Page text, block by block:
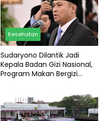
Kesehatan
Sudaryono Dilantik Jadi
Kepala Badan Gizi Nasional,
Program Makan Bergizi